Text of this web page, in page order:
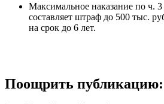
Максимальное наказание по ч.
составляет штраф до 500 тыс.
на срок до 6 лет.
Поощрить публикацию: